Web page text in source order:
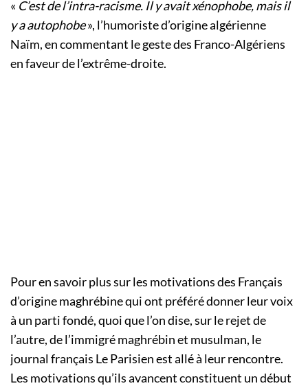
« C’est de l’intra-racisme. Il y avait xénophobe, mais il
y a autophobe», l’humoriste d’origine algérienne
Naïm, en commentant le geste des Franco-Algériens
en faveur de l’extrême-droite.
Pour en savoir plus sur les motivations des Français
d’origine maghrébine qui ont préféré donner leur voix
à un parti fondé, quoi que l’on dise, sur le rejet de
l’autre, de l’immigré maghrébin et musulman, le
journal français Le Parisien est allé à leur rencontre.
Les motivations qu’ils avancent constituent un début